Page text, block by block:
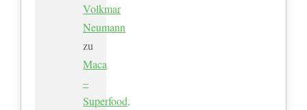
Volkmar
Neumann
zu
Maca
–
Superfood,